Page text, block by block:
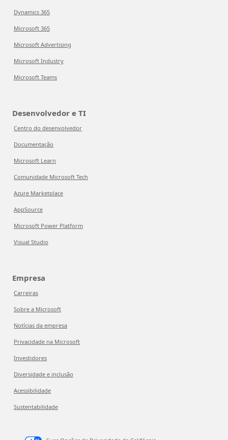
Dynamics 365
Microsoft 365
Microsoft Advertising
Microsoft Industry
Microsoft Teams
Desenvolvedor e TI
Centro do desenvolvedor
Documentação
Microsoft Learn
Comunidade Microsoft Tech
Azure Marketplace
AppSource
Microsoft Power Platform
Visual Studio
Empresa
Carreiras
Sobre a Microsoft
Notícias da empresa
Privacidade na Microsoft
Investidores
Diversidade e inclusão
Acessibilidade
Sustentabilidade